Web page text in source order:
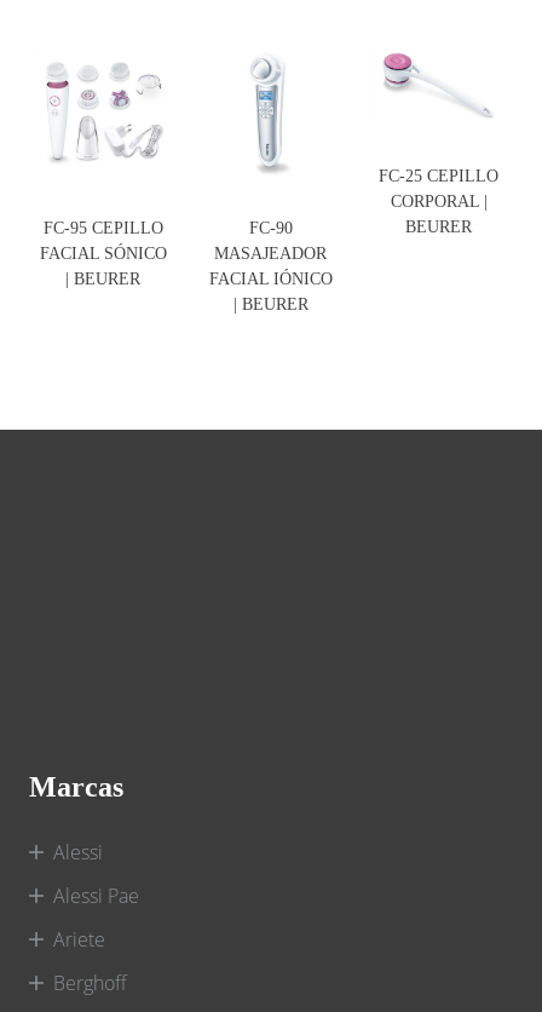
FC-95 CEPILLO
FACIAL SÓNICO
| BEURER
FC-90
MASAJEADOR
FACIAL IÓNICO
| BEURER
FC-25 CEPILLO
CORPORAL |
BEURER
Marcas
Alessi
Alessi Pae
Ariete
Berghoff